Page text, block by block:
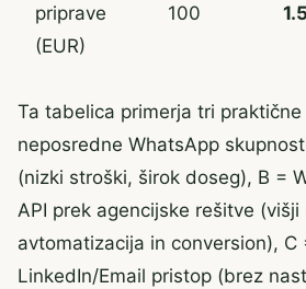
priprave
(EUR)
100
Ta tabelica primerja tri
neposredne WhatsApp
(nizki stroški, širok doseg), B =
API prek agencijske rešitve
avtomatizacija in conversion), C
LinkedIn/Email pristop (brez